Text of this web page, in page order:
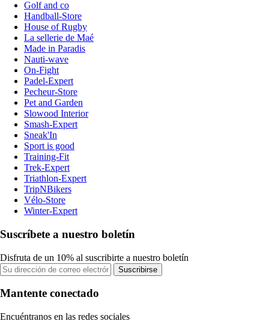
Golf and co
Handball-Store
House of Rugby
La sellerie de Maé
Made in Paradis
Nauti-wave
On-Fight
Padel-Expert
Pecheur-Store
Pet and Garden
Slowood Interior
Smash-Expert
Sneak'In
Sport is good
Training-Fit
Trek-Expert
Triathlon-Expert
TripNBikers
Vélo-Store
Winter-Expert
Suscríbete a nuestro boletín
Disfruta de un 10% al suscribirte a nuestro boletín
Suscribirse
Mantente conectado
Encuéntranos en las redes sociales